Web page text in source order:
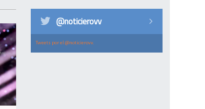
@noticierovv
Tweets por el @noticierovv.